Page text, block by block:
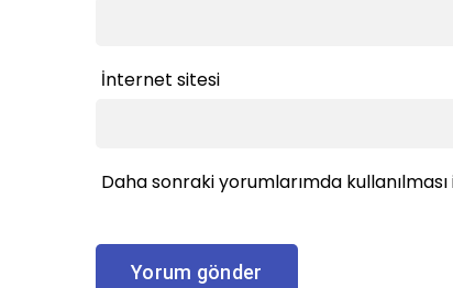
İnternet sitesi
Daha sonraki yorumlarımda